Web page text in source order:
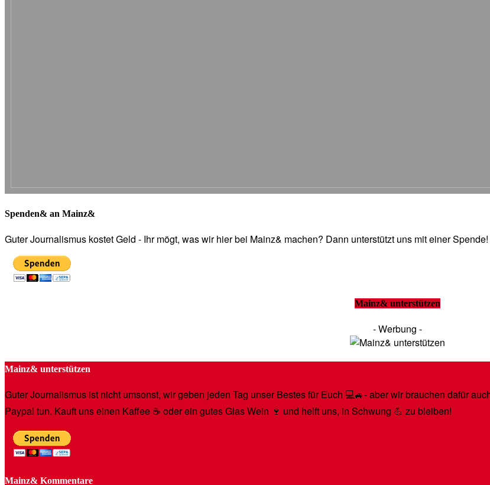
Spenden& an Mainz&
Guter Journalismus kostet Geld - Ihr mögt, was wir hier bei Mainz& machen? Dann unterstützt uns mit einer Spende!
Mainz& unterstützen
- Werbung -
Mainz& unterstützen
Guter Journalismus ist nicht umsonst, wir geben jeden Tag unser Bestes für Euch 💻🚙- aber wir brauchen dafür
Paypal tun. Kauft uns einen Kaffee ☕️ oder ein gutes Glas Wein 🍷 und helft uns, in Schwung 💪 zu bleiben!
Mainz& Kommentare